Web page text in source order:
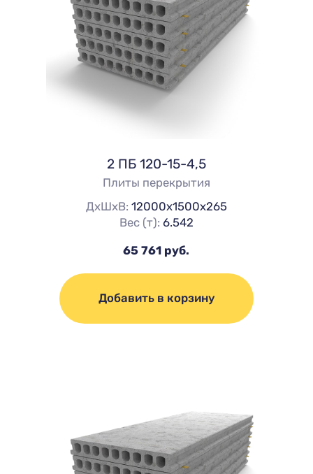
2 ПБ 120-15-4,5
Плиты перекрытия
ДхШхВ: 12000х1500х265
Вес (т): 6.542
65 761 руб.
Добавить в корзину